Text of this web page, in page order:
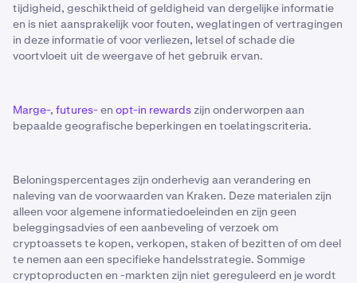
tijdigheid, geschiktheid of geldigheid van dergelijke informatie
en is niet aansprakelijk voor fouten, weglatingen of vertragingen
in deze informatie of voor verliezen, letsel of schade die
voortvloeit uit de weergave of het gebruik ervan.
Marge-, futures-en opt-in rewards zijn onderworpen aan
bepaalde geografische beperkingen en toelatingscriteria.
Beloningspercentages zijn onderhevig aan verandering en
naleving van de voorwaarden van Kraken. Deze materialen zijn
alleen voor algemene informatiedoeleinden en zijn geen
beleggingsadvies of een aanbeveling of verzoek om
cryptoassets te kopen, verkopen, staken of bezitten of om deel
te nemen aan een specifieke handelsstrategie. Sommige
cryptoproducten en -markten zijn niet gereguleerd en je wordt